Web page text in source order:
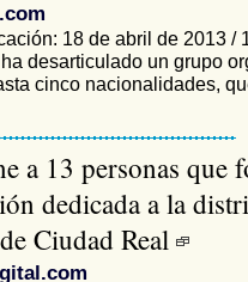
18 de abril de 2013 /
desarticulado un grupo
cinco nacionalidades,
a 13 personas que
dedicada a la
Ciudad Real